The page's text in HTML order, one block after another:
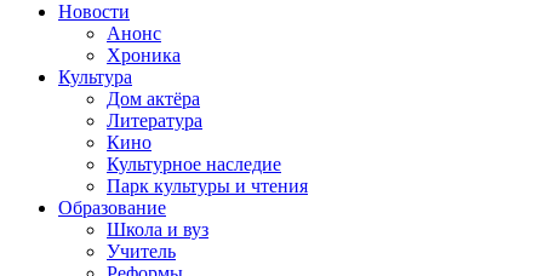
Новости
Анонс
Хроника
Культура
Дом актёра
Литература
Кино
Культурное наследие
Парк культуры и чтения
Образование
Школа и вуз
Учитель